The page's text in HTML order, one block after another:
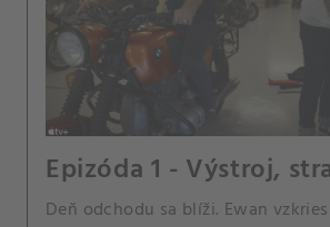
Epizóda 1 - Výstroj,
Deň odchodu sa blíži. Ewan